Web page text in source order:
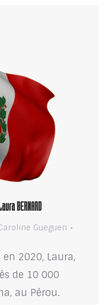
BERNARD
Gueguen
2020, Laura,
de 10 000
au Pérou.